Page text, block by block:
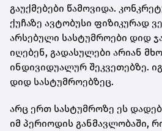
გაუქმებები წამოვიდა.
ქუჩაზე ავტობუსი ფიზიკურად
არსებული სასტუმროები დიდ
იღებენ, გადასულები არიან
ინდივიდუალურ შეკვეთებზე.
დიდ სასტუმროებზეც.
არც ერთ სასტუმროზე ეს
იმ პერიოდის განმავლობაში,